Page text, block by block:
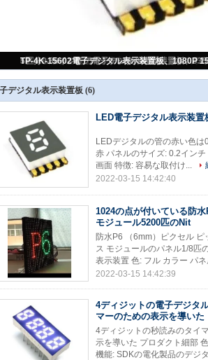
LED電子デジタル表示装置板デジタル管0.2イン
デジタル表示装置板 (6)
LED電子デジタル表示装
LEDデジタルの管の赤い色
赤 パネルのサイズ: 0.2イン
画面 特徴: 容易な取付け...
2022-03-15 14:42:40
1024の点が付いている防
モジュール5200匹のNit
防水P6 （6mm）ピクセル
ス モジュールのパネル1/8匹
表示装置 色: フル カラー パ
2022-03-15 14:42:39
4ディジットの電子デジタ
マーのための表示を導いた
4ディジットの秒読みのタイ
示を導いた プロダクト細部
機能: SDKの電化製品のデジ